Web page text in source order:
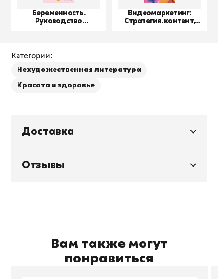
Беременность.
Руководство
Видеомаркетинг:
Стратегия, контент,
Категории:
Нехудожественная литература
Красота и здоровье
Доставка
Отзывы
Вам также могут
понравиться